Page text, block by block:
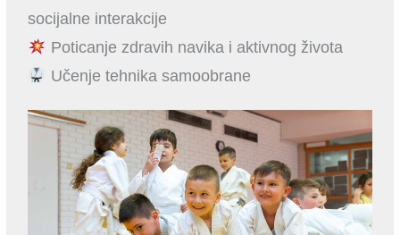
socijalne interakcije
Poticanje zdravih navika i aktivnog života
Učenje tehnika samoobrane